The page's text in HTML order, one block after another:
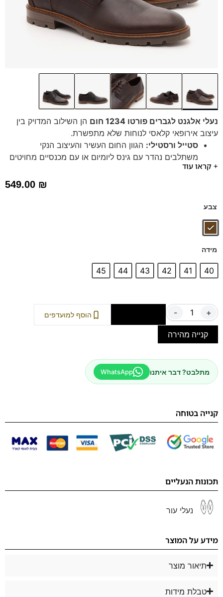
נעלי אלגנט לגברים פורטו 1234 חום
הן השילוב המדויק בין
עיצוב אירופאי קלאסי לנוחות שלא מתפשרת.
סטייל ורסטילי: הגוון החום העשיר והעיצוב הנקי
משתלבים נהדר עם גינס ליומיום או עם מכנסיים מחויטים
למראה רשמי יותר.
עשויות מחומרים איכותיים שנבחרו
גלו איך אלגנטיות ונוחות יכולות ללכת יחד. בחרו את המידה
שלכם והרגישו את ההבדל.
+ קראו עוד
549.00 ₪
צבע
מידה
40
41
42
43
44
45
- + הוסף למועדפים
קנייה מהירה
מתלבט? דבר איתנו WhatsApp
קנייה בטוחה
תכונות הנעליים
נעלי עור
מידע על המוצר
תיאור מוצר
טבלת מידות